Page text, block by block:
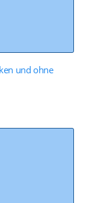
und ohne